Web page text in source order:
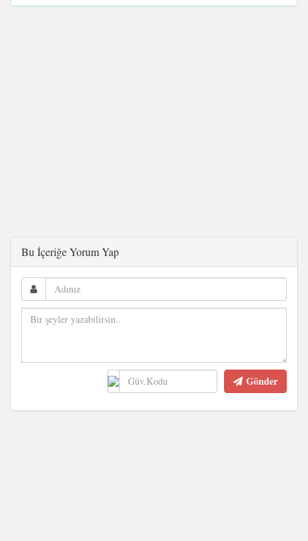
Bu İçeriğe Yorum Yap
Gönder